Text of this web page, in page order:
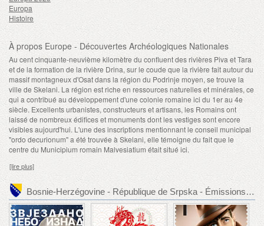
Europa
Histoire
À propos Europe - Découvertes Archéologiques Nationales
Au cent cinquante-neuvième kilomètre du confluent des rivières Piva et Tara
et de la formation de la rivière Drina, sur le coude que la rivière fait autour du
massif montagneux d'Osat dans la région du Podrinje moyen, se trouve la
ville de Skelani. La région est riche en ressources naturelles et minérales, ce
qui a contribué au développement d'une colonie romaine ici du 1er au 4e
siècle. Excellents urbanistes, constructeurs et artisans, les Romains ont
laissé de nombreux édifices et monuments dont les vestiges sont encore
visibles aujourd'hui. L'une des inscriptions mentionnant le conseil municipal
"ordo decurionum" a été trouvée à Skelani, elle témoigne du fait que le
centre du Municipium romain Malvesiatium était situé ici.
[lire plus]
Bosnie-Herzégovine - République de Srpska - Émissions de timbre recommandées